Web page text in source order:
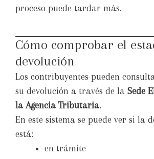
proceso puede tardar más.
Cómo comprobar el
devolución
Los contribuyentes pueden
su devolución a través de la Sede
la Agencia Tributaria.
En este sistema se puede ver si la
está:
en trámite